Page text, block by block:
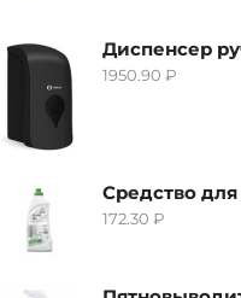
1950.90 ₽
172.30 ₽